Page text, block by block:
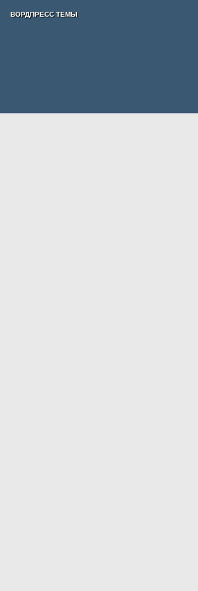
ВОРДПРЕСС ТЕМЫ